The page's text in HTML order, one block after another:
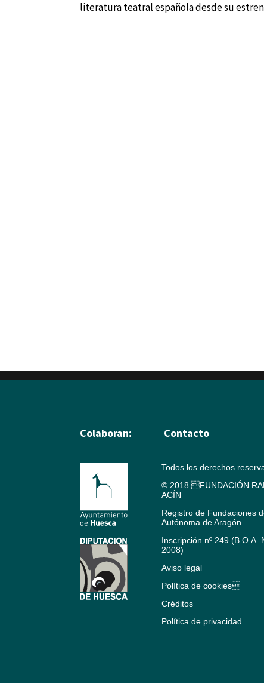
literatura teatral española desde su
Colaboran: Contacto
Todos los derechos
© 2018 FUNDACIÓN
ACÍN
Registro de Fundaciones
Autónoma de Aragón
Inscripción nº 249 (B.O.A.
2008)
Aviso legal
Política de cookies
Créditos
Política de privacidad